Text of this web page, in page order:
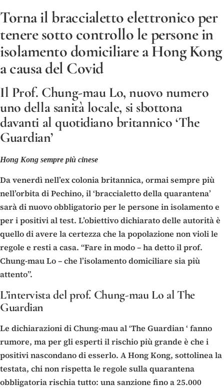
Torna il braccialetto elettronico per
tenere sotto controllo le persone in
isolamento domiciliare a Hong Kong
a causa del Covid
Il Prof. Chung-mau Lo, nuovo numero
uno della sanità locale, si sbottona
davanti al quotidiano britannico ‘The
Guardian’
Hong Kong sempre più cinese
Da venerdì nell’ex colonia britannica, ormai sempre più
nell’orbita di Pechino, il ‘braccialetto della quarantena’
sarà di nuovo obbligatorio per le persone in isolamento e
per i positivi al test. L’obiettivo dichiarato delle autorità è
quello di avere la certezza che la popolazione non violi le
regole e resti a casa. “Fare in modo – ha detto il prof.
Chung-mau Lo – che l’isolamento domiciliare sia più
attento”.
L’intervista del prof. Chung-mau Lo al The
Guardian
Le dichiarazioni di Chung-mau al ‘The Guardian ‘ fanno
rumore, ma per gli esperti il rischio più grande è che i
positivi nascondano di esserlo. A Hong Kong, sottolinea la
testata, chi non rispetta le regole sulla quarantena
obbligatoria rischia tutto: una sanzione fino a 25.000